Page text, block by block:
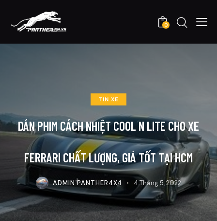
0
TIN XE
DÁN PHIM CÁCH NHIỆT COOL N LITE CHO XE
FERRARI CHẤT LƯỢNG, GIÁ TỐT TẠI HCM
ADMIN PANTHER4X4 4 Tháng 5, 2022